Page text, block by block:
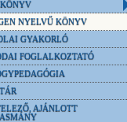
NYELVŰ KÖNYV
GYAKORLÓ
FOGLALKOZTATÓ
AJÁNLOTT